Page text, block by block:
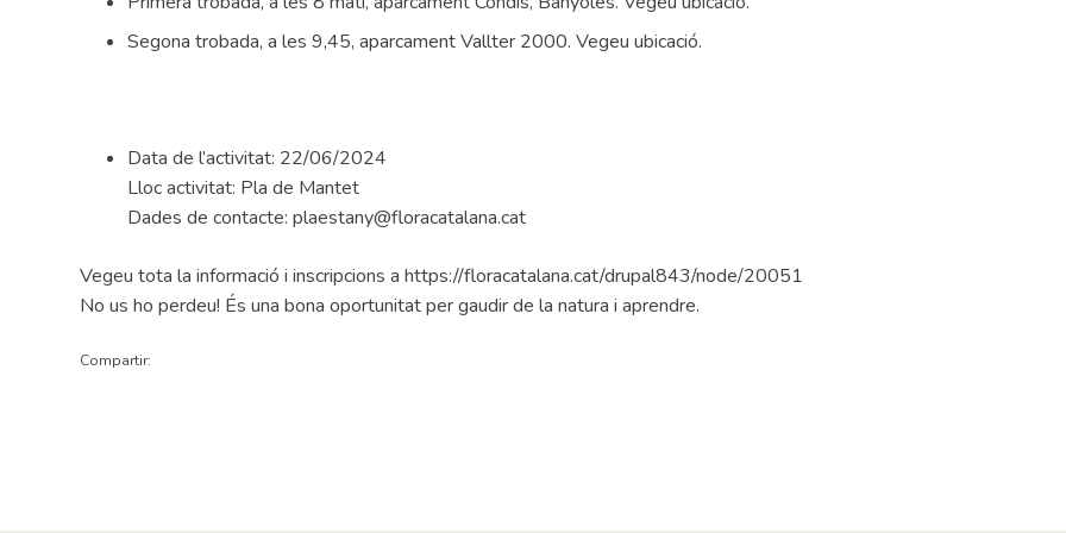
Segona trobada, a les 9,45, aparcament Vallter 2000. Vegeu ubicació.
Data de l’activitat: 22/06/2024
Lloc activitat: Pla de Mantet
Dades de contacte: plaestany@floracatalana.cat
Vegeu tota la informació i inscripcions a https://floracatalana.cat/drupal843/node/20051
No us ho perdeu! És una bona oportunitat per gaudir de la natura i aprendre.
Compartir: